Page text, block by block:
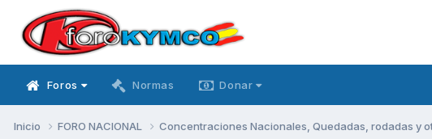
Foros Normas Donar
Inicio FORO NACIONAL Concentraciones Nacionales, Quedadas, rodadas y